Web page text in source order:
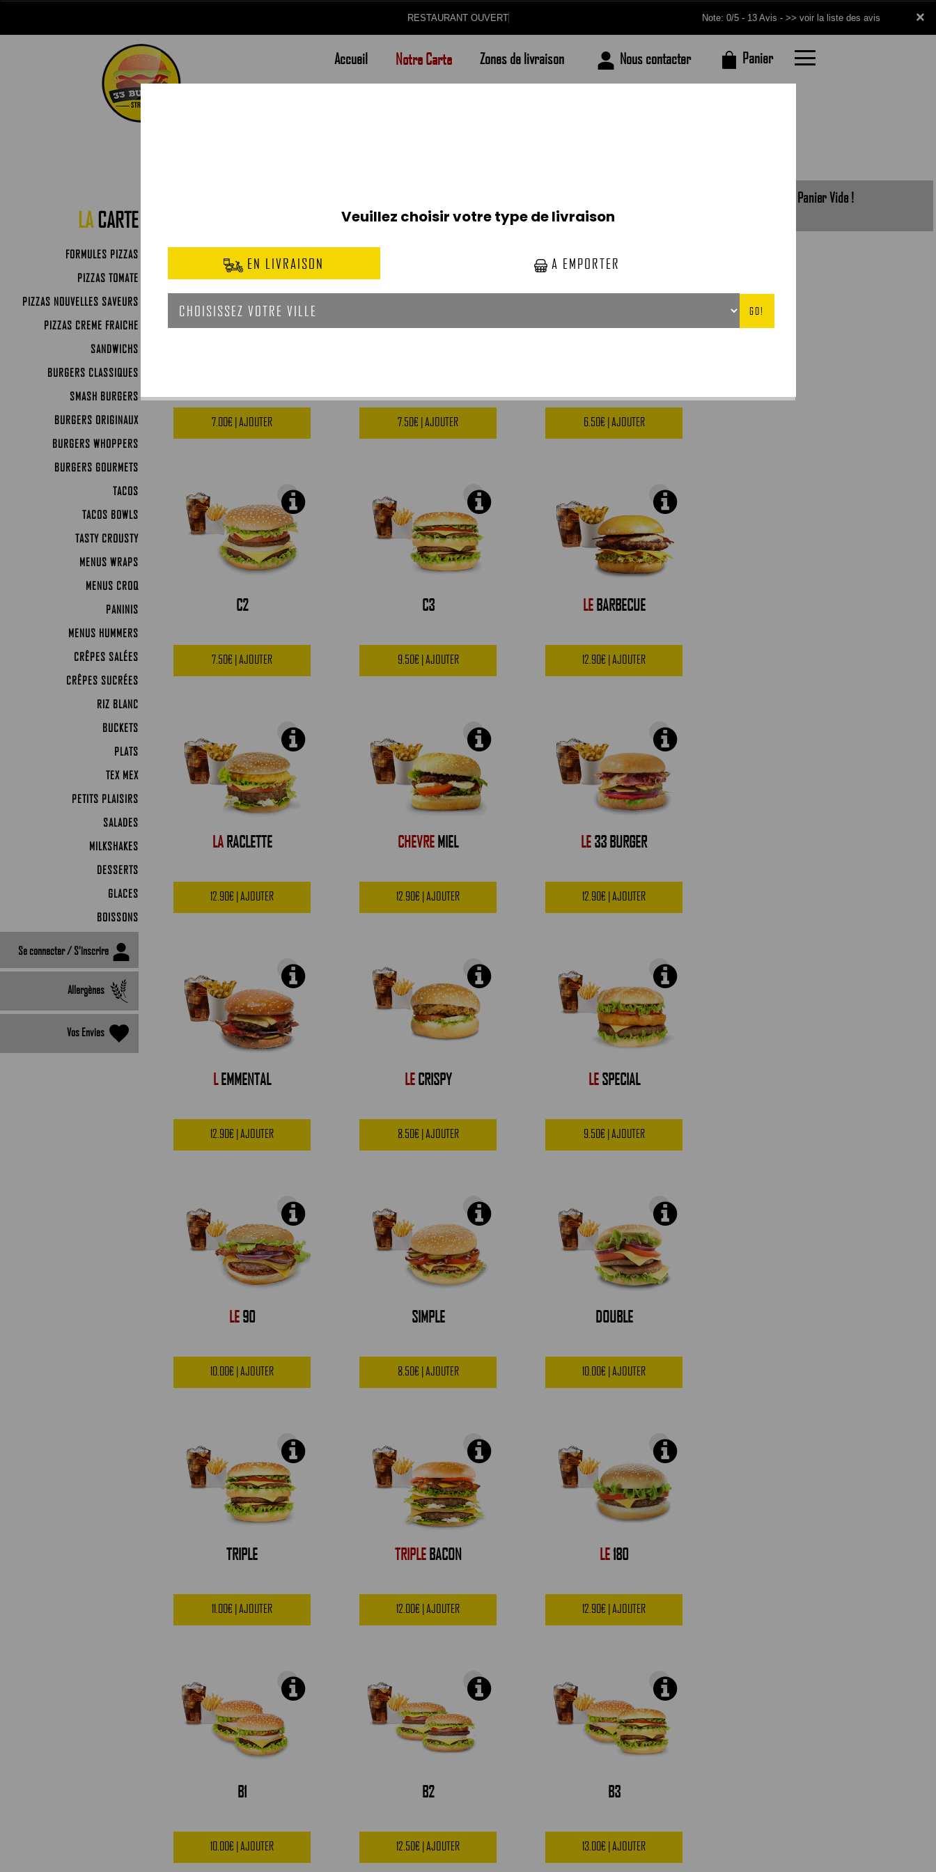
×
RESTAU Note: 0/5 - 13 Avis - >> voir la liste des avis
Accueil Notre Carte Zones de livraison Nous contacter Panier
×
LACARTE
FORMULES PIZZAS
PIZZAS TOMATE
PIZZAS NOUVELLES SAVEURS
PIZZAS CREME FRAICHE
SANDWICHS
BURGERS CLASSIQUES
SMASH BURGERS
BURGERS ORIGINAUX
BURGERS WHOPPERS
BURGERS GOURMETS
TACOS
TACOS BOWLS
TASTY CROUSTY
MENUS WRAPS
MENUS CROQ
PANINIS
MENUS HUMMERS
CRÊPES SALÉES
CRÊPES SUCRÉES
RIZ BLANC
BUCKETS
PLATS
TEX MEX
PETITS PLAISIRS
SALADES
MILKSHAKES
DESSERTS
GLACES
BOISSONS
Se connecter / S'inscrire
Allergènes
Vos Envies
7.00€ | AJOUTER 7.50€ | AJOUTER 6.50€ | AJOUTER
C2
7.50€ | AJOUTER
C3
9.50€ | AJOUTER
LEBARBECUE
12.90€ | AJOUTER
LARACLETTE
12.90€ | AJOUTER
CHEVRE MIEL
12.90€ | AJOUTER
LE33 BURGER
12.90€ | AJOUTER
LEMMENTAL
12.90€ | AJOUTER
LECRISPY
8.50€ | AJOUTER
LESPECIAL
9.50€ | AJOUTER
LE90
10.00€ | AJOUTER
SIMPLE
8.50€ | AJOUTER
DOUBLE
10.00€ | AJOUTER
TRIPLE
11.00€ | AJOUTER
TRIPLEBACON
12.00€ | AJOUTER
LE180
12.90€ | AJOUTER
B1
10.00€ | AJOUTER
B2
12.50€ | AJOUTER
B3
13.00€ | AJOUTER
Panier Vide !